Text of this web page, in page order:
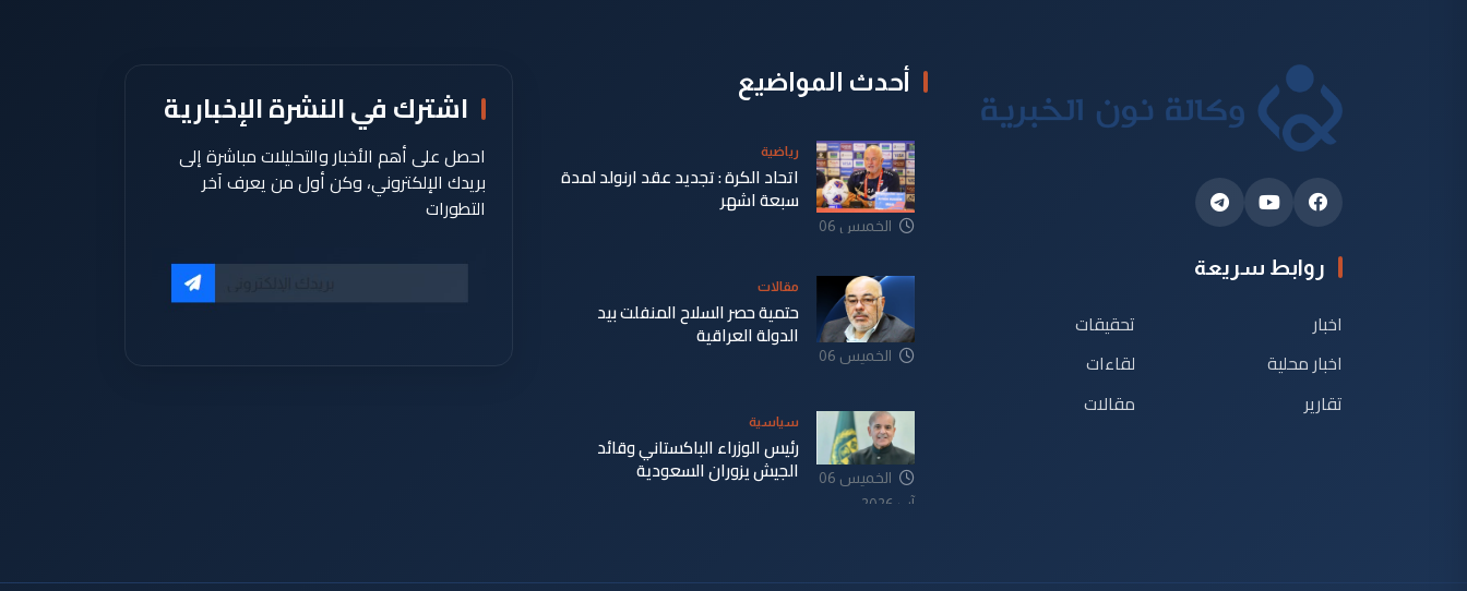
روابط سريعة
اخبار
اخبار محلية
تقارير
تحقيقات
لقاءات
مقالات
أحدث المواضيع
الخميس 06
رياضية
اتحاد الكرة : تجديد عقد ارنولد لمدة
سبعة اشهر
الخميس 06
مقالات
حتمية حصر السلاح المنفلت بيد
الدولة العراقية
الخميس 06
آب 2026
سياسية
رئيس الوزراء الباكستاني وقائد
الجيش يزوران السعودية
اشترك في النشرة الإخبارية
احصل على أهم الأخبار والتحليلات مباشرة إلى
بريدك الإلكتروني، وكن أول من يعرف آخر
التطورات